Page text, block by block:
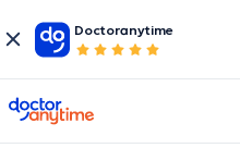
Doctoranytime
doctoranytime